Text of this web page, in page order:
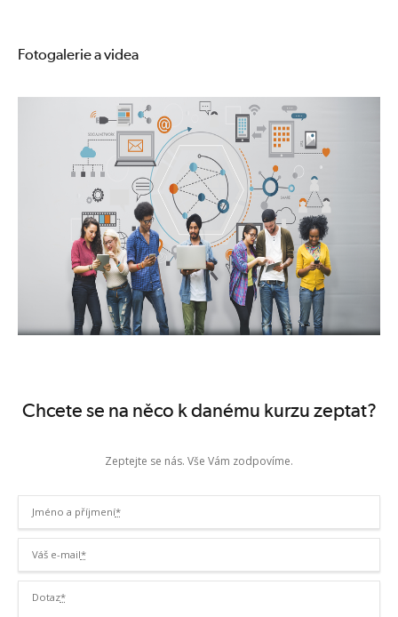
Fotogalerie a videa
Chcete se na něco k danému kurzu zeptat?
Zeptejte se nás. Vše Vám zodpovíme.
Jméno a příjmení*
Váš e-mail*
Dotaz*